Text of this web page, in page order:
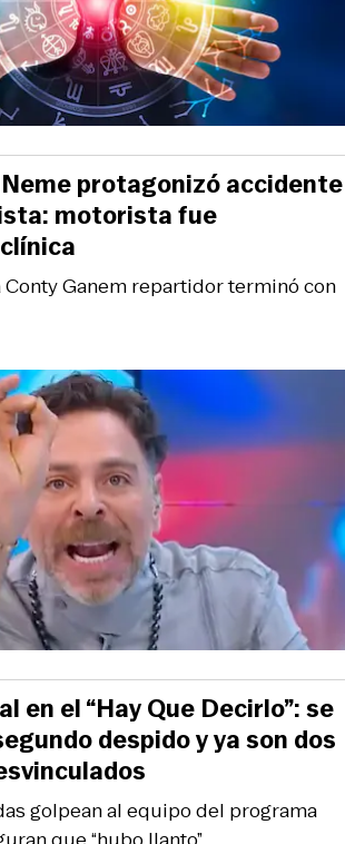
Ganem repartidor terminó con
protagonizó accidente
motorista fue
golpean al equipo del programa
en el “Hay Que Decirlo”: se
despido y ya son dos